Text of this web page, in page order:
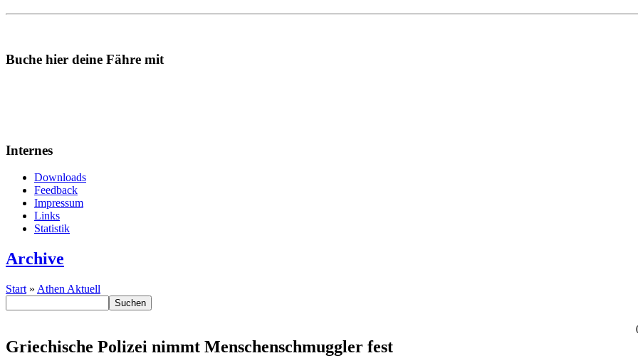
Buche hier deine Fähre mit
Internes
Downloads
Feedback
Impressum
Links
Statistik
Archive
Start » Athen Aktuell
Griechische Polizei nimmt Menschenschmuggler fest